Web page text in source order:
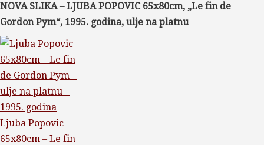
NOVA SLIKA – LJUBA POPOVIC 65x80cm, „Le fin de
Gordon Pym“, 1995. godina, ulje na platnu
Ljuba Popovic
65x80cm – Le fin